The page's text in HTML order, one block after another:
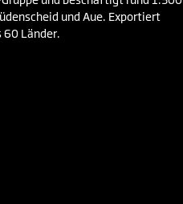
und Aue. Exportiert
60 Länder.